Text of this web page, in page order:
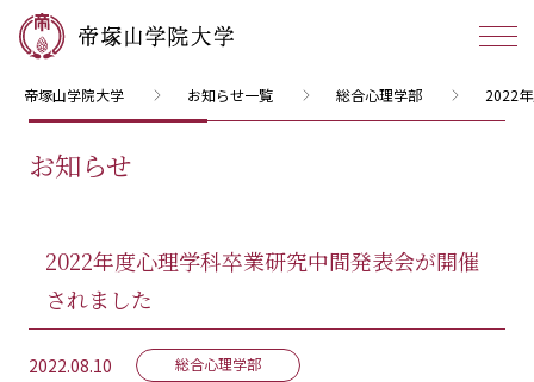
帝塚山学院大学 お知らせ一覧 総合心理学部 2022
お知らせ
2022年度心理学科卒業研究中間発表会が開催
されました
2022.08.10 総合心理学部